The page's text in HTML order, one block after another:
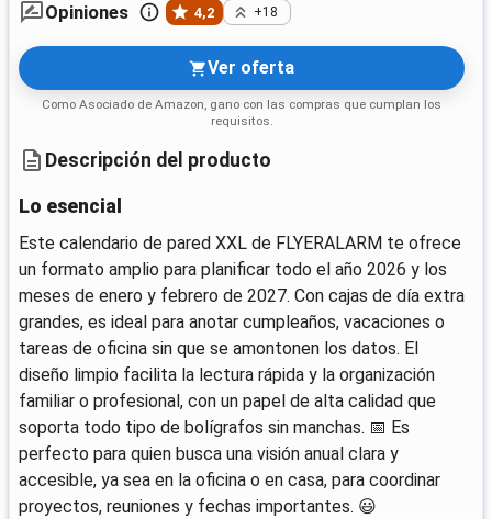
Opiniones 4,2 +18
Ver oferta
Como Asociado de Amazon, gano con las compras que cumplan los
requisitos.
Descripción del producto
Lo esencial
Este calendario de pared XXL de FLYERALARM te ofrece
un formato amplio para planificar todo el año 2026 y los
meses de enero y febrero de 2027. Con cajas de día extra
grandes, es ideal para anotar cumpleaños, vacaciones o
tareas de oficina sin que se amontonen los datos. El
diseño limpio facilita la lectura rápida y la organización
familiar o profesional, con un papel de alta calidad que
soporta todo tipo de bolígrafos sin manchas. 📅 Es
perfecto para quien busca una visión anual clara y
accesible, ya sea en la oficina o en casa, para coordinar
proyectos, reuniones y fechas importantes. 😃